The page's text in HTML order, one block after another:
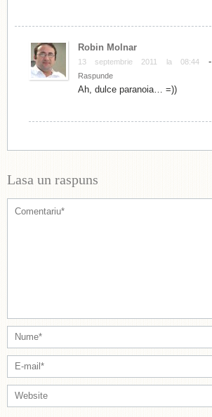
Robin Molnar
13 septembrie 2011 la 08:44-
Raspunde
Ah, dulce paranoia… =))
Lasa un raspuns